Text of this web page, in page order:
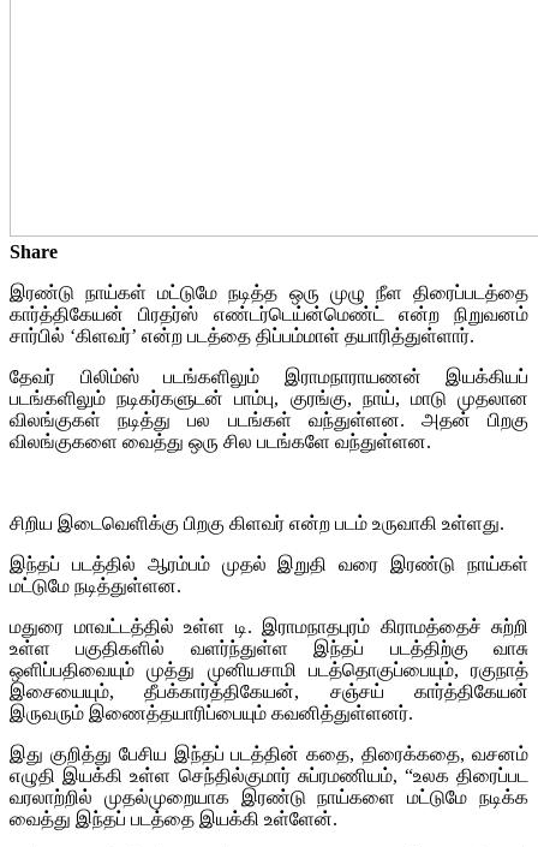
Share
இரண்டு நாய்கள் மட்டுமே நடித்த ஒரு முழு நீள திரைப்படத்தை
கார்த்திகேயன் பிரதர்ஸ் எண்டர்டெய்ன்மெண்ட் என்ற நிறுவனம்
சார்பில் ‘கிளவர்’ என்ற படத்தை திப்பம்மாள் தயாரித்துள்ளார்.
தேவர் பிலிம்ஸ் படங்களிலும் இராமநாராயணன் இயக்கியப்
படங்களிலும் நடிகர்களுடன் பாம்பு, குரங்கு, நாய், மாடு முதலான
விலங்குகள் நடித்து பல படங்கள் வந்துள்ளன. அதன் பிறகு
விலங்குகளை வைத்து ஒரு சில படங்களே வந்துள்ளன.
சிறிய இடைவெளிக்கு பிறகு கிளவர் என்ற படம் உருவாகி உள்ளது.
இந்தப் படத்தில் ஆரம்பம் முதல் இறுதி வரை இரண்டு நாய்கள்
மட்டுமே நடித்துள்ளன.
மதுரை மாவட்டத்தில் உள்ள டி. இராமநாதபுரம் கிராமத்தைச் சுற்றி
உள்ள பகுதிகளில் வளர்ந்துள்ள இந்தப் படத்திற்கு வாசு
ஒளிப்பதிவையும் முத்து முனியசாமி படத்தொகுப்பையும், ரகுநாத்
இசையையும், தீபக்கார்த்திகேயன், சஞ்சய் கார்த்திகேயன்
இருவரும் இணைத்தயாரிப்பையும் கவனித்துள்ளனர்.
இது குறித்து பேசிய இந்தப் படத்தின் கதை, திரைக்கதை, வசனம்
எழுதி இயக்கி உள்ள செந்தில்குமார் சுப்ரமணியம், “உலக திரைப்பட
வரலாற்றில் முதல்முறையாக இரண்டு நாய்களை மட்டுமே நடிக்க
வைத்து இந்தப் படத்தை இயக்கி உள்ளேன்.